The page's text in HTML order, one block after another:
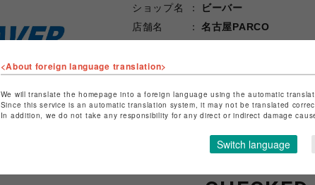
ショップ名
ビーバー
店舗名
名古屋PARCO
ショップお問い合わせはこちら
<About foreign language translation>
We will translate the homepage into a foreign language using the automatic
Since this service is an automatic translation system, it may not be translated
In addition, we do not take any responsibility for any direct or indirect damage
Switch language